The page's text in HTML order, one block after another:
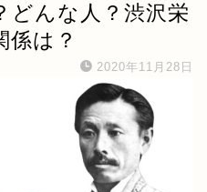
どんな人？渋沢栄
係は？
2020年11月28日